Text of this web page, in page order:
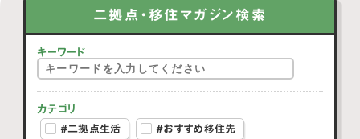
二拠点・移住マガジン検索
キーワード
カテゴリ
#二拠点生活
#おすすめ移住先